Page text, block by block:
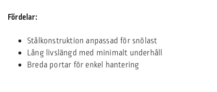
Fördelar:
Stålkonstruktion anpassad för snölast
Lång livslängd med minimalt underhåll
Breda portar för enkel hantering